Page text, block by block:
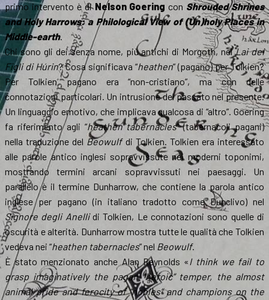
primo intervento è diNelson Goering con Shrouded Shrines
and Holy Harrows: a Philological View of (Un)holy Places in
Middle-earth.
Chi sono gli dei senza nome, più antichi di Morgoth, nelLai dei
Figli di Húrin? Cosa significava “heathen” (pagano) per Tolkien?
Per Tolkien pagano era “non-cristiano”, ma con delle
connotazioni particolari. Un intrusione del passato nel presente.
Un linguaggio emotivo, che implicava qualcosa di “altro”. Goering
fa riferimento agli “heathen tabernacles” (tabernacoli pagani)
nella traduzione del Beowulfdi Tolkien. Tolkien era interessato
alle parole antico inglesi sopravvissute nei moderni toponimi,
mostrando termini arcani sopravvissuti nei paesaggi. Un
parallelo è il termine Dunharrow, che contiene la parola antico
inglese per pagano (in italiano tradotto come Dunclivo) nel
Signore degli Anellidi Tolkien, Le connotazioni sono quelle di
oscurità e alterità. Dunharrow mostra tutte le qualità che Tolkien
vedeva nei “heathen tabernacles” nel Beowulf.
È stato menzionato anche Alan Reynolds « I think we fail to
grasp imaginatively the pagan “heroic” temper, the almost
animal pride and ferocity of “nobles” and champions on the